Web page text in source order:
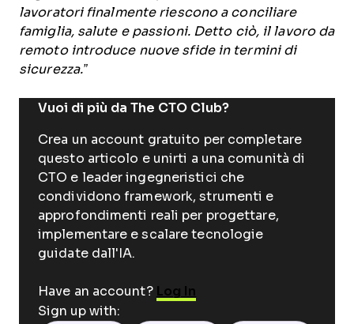
lavoratori finalmente riescono a conciliare
famiglia, salute e passioni. Detto ciò, il lavoro da
remoto introduce nuove sfide in termini di
sicurezza.”
Vuoi di più da The CTO Club?
Crea un account gratuito per completare
questo articolo e unirti a una comunità di
CTO e leader ingegneristici che
condividono framework, strumenti e
approfondimenti reali per progettare,
implementare e scalare tecnologie
guidate dall'IA.
Have an account? Log In
Sign up with: